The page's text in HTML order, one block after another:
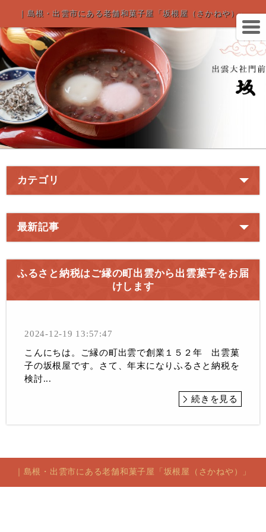
｜島根・出雲市にある老舗和菓子屋「坂根屋（さかねや）」
カテゴリ
最新記事
ふるさと納税はご縁の町出雲から出雲菓子をお届
けします
2024-12-19 13:57:47
こんにちは。ご縁の町出雲で創業１５２年 出雲菓
子の坂根屋です。さて、年末になりふるさと納税を
検討...
続きを見る
｜島根・出雲市にある老舗和菓子屋「坂根屋（さかねや）」